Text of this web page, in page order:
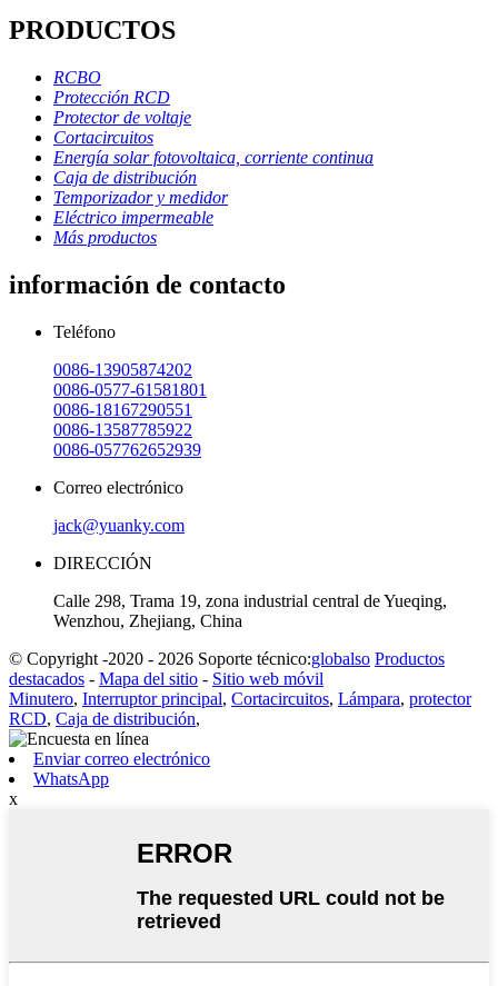
PRODUCTOS
RCBO
Protección RCD
Protector de voltaje
Cortacircuitos
Energía solar fotovoltaica, corriente continua
Caja de distribución
Temporizador y medidor
Eléctrico impermeable
Más productos
información de contacto
Teléfono
0086-13905874202
0086-0577-61581801
0086-18167290551
0086-13587785922
0086-057762652939
Correo electrónico
jack@yuanky.com
DIRECCIÓN
Calle 298, Trama 19, zona industrial central de Yueqing,
Wenzhou, Zhejiang, China
© Copyright -2020 - 2026 Soporte técnico:globalso Productos
destacados - Mapa del sitio - Sitio web móvil
Minutero, Interruptor principal, Cortacircuitos, Lámpara, protector
RCD, Caja de distribución,
Enviar correo electrónico
WhatsApp
x